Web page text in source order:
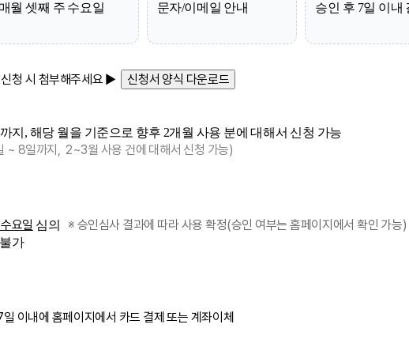
매월 셋째 주 수요일 문자/이메일 안내 승인 후 7일 이내
청 시 첨부해주세요 ▶
지, 해당 월을 기준으로 향후 2개월 사용 분에 대해서 신청 가능
8일까지, 2~3월 사용 건에 대해서 신청 가능)
요일 심의 ※ 승인심사 결과에 따라 사용 확정(승인 여부는 홈페이지에서 확인 가능)
가
이내에 홈페이지에서 카드 결제 또는 계좌이체